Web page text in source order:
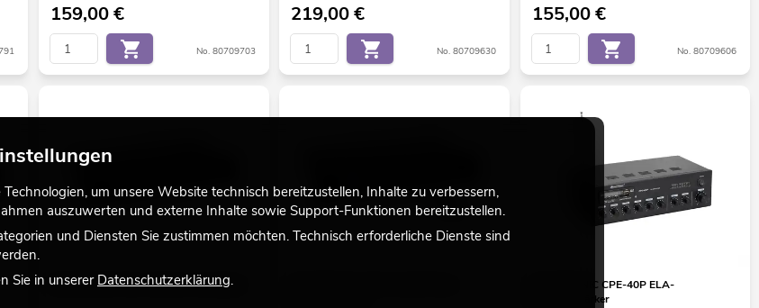
159,00€
No. 80709703
219,00€
No. 80709630
155,00€
No. 80709606
OMNITRONIC PAA-240 ELA-Verstärker
OMNITRONIC CPE-40P ELA-
Mischverstärker
um unsere Website technisch bereitzustellen, Inhalte zu verbessern,
auszuwerten und externe Inhalte sowie Support-Funktionen bereitzustellen.
und Diensten Sie zustimmen möchten. Technisch erforderliche Dienste sind
Sie in unserer Datenschutzerklärung.